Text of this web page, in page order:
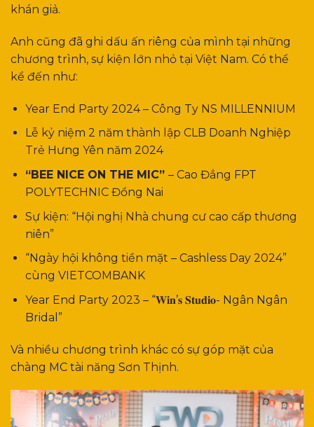
khán giả.
Anh cũng đã ghi dấu ấn riêng của mình tại những
chương trình, sự kiện lớn nhỏ tại Việt Nam. Có thể
kể đến như:
Year End Party 2024 – Công Ty NS MILLENNIUM
Lễ kỷ niệm 2 năm thành lập CLB Doanh Nghiệp
Trẻ Hưng Yên năm 2024
“BEE NICE ON THE MIC” – Cao Đẳng FPT
POLYTECHNIC Đồng Nai
Sự kiện: “Hội nghị Nhà chung cư cao cấp thương
niên”
“Ngày hội không tiền mặt – Cashless Day 2024”
cùng VIETCOMBANK
Year End Party 2023 – “𝐖𝐢𝐧’𝐬 𝐒𝐭𝐮𝐝𝐢𝐨- Ngân Ngân
Bridal”
Và nhiều chương trình khác có sự góp mặt của
chàng MC tài năng Sơn Thịnh.